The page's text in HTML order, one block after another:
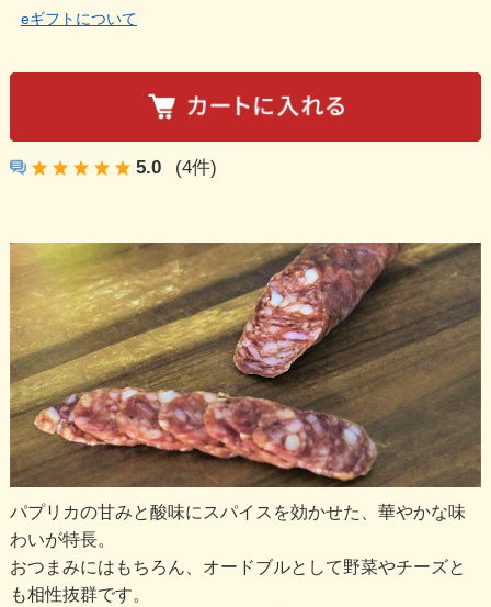
eギフトについて
5.0 (4件)
パプリカの甘みと酸味にスパイスを効かせた、華やかな味
わいが特長。
おつまみにはもちろん、オードブルとして野菜やチーズと
も相性抜群です。